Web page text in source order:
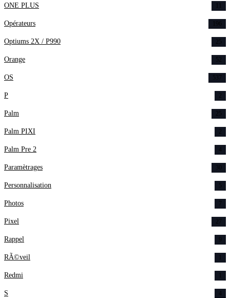
ONE PLUS
Opérateurs 196
Optiums 2X / P990 25
Orange 52
OS 537
P 2
Palm 25
Palm PIXI 2
Palm Pre 2 4
Paramètrages 30
Personnalisation 5
Photos 7
Pixel 27
Rappel 9
RÃ©veil
Redmi
S 4